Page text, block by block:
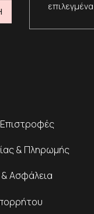
& Πληρωμής
Ασφάλεια